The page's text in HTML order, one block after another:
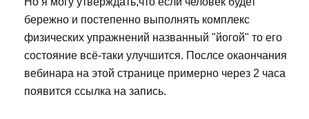
бережно и постепенно выполнять комплекс
физических упражнений названный "йогой" то его
состояние всё-таки улучшится. Послсе окаончания
вебинара на этой странице примерно через 2 часа
появится ссылка на запись.